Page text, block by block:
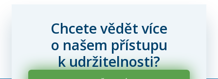
Chcete vědět více
o našem přístupu
k udržitelnosti?